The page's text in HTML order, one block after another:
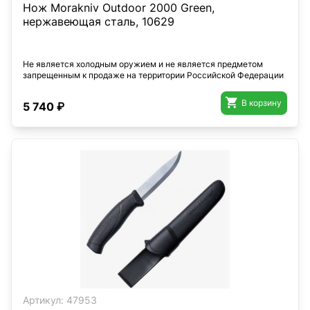
Нож Morakniv Outdoor 2000 Green,
нержавеющая сталь, 10629
Не является холодным оружием и не является предметом
запрещенным к продаже на территории Российской Федерации
5 740 ₽  В корзину
Артикул: 47953